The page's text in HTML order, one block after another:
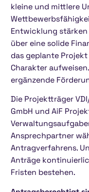
kleine und mittlere
Entwicklung
über eine solide
das geplante
Charakter
ergänzende
Die Projektträger
GmbH und AiF
Ansprechpartner
Antragverfahrens.
Anträge
Fristen bestehen.